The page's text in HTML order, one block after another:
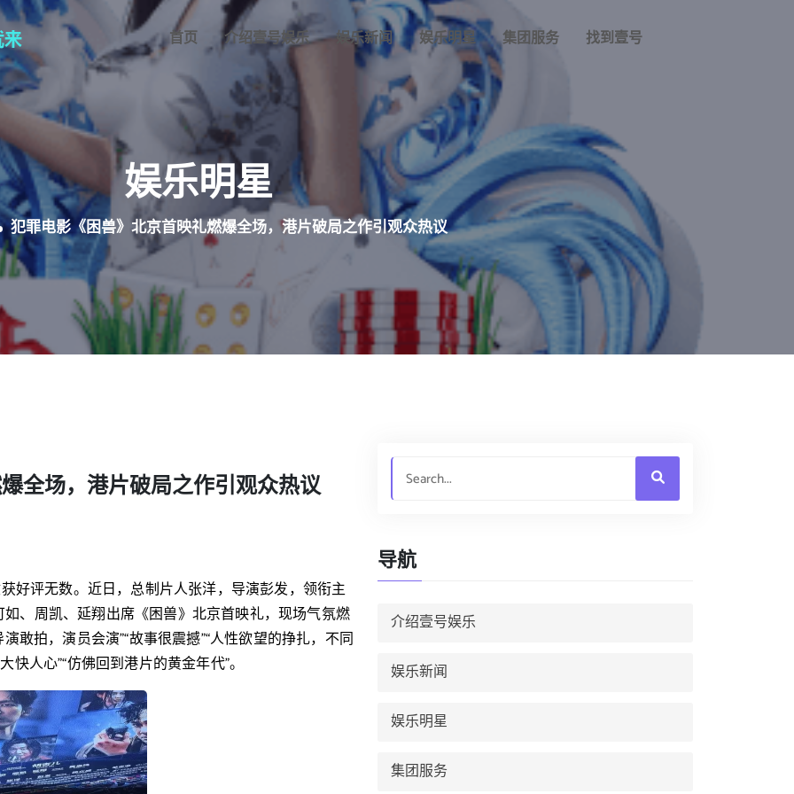
首页 介绍壹号娱乐 娱乐新闻 娱乐明星 集团服务 找到壹号
娱乐明星
犯罪电影《困兽》北京首映礼燃爆全场，港片破局之作引观众热议
全场，港片破局之作引观众热议
好评无数。近日，总制片人张洋，导演彭发，领衔主
、周凯、延翔出席《困兽》北京首映礼，现场气氛燃
敢拍，演员会演”“故事很震撼”“人性欲望的挣扎，不同
人心”“仿佛回到港片的黄金年代”。
导航
介绍壹号娱乐
娱乐新闻
娱乐明星
集团服务